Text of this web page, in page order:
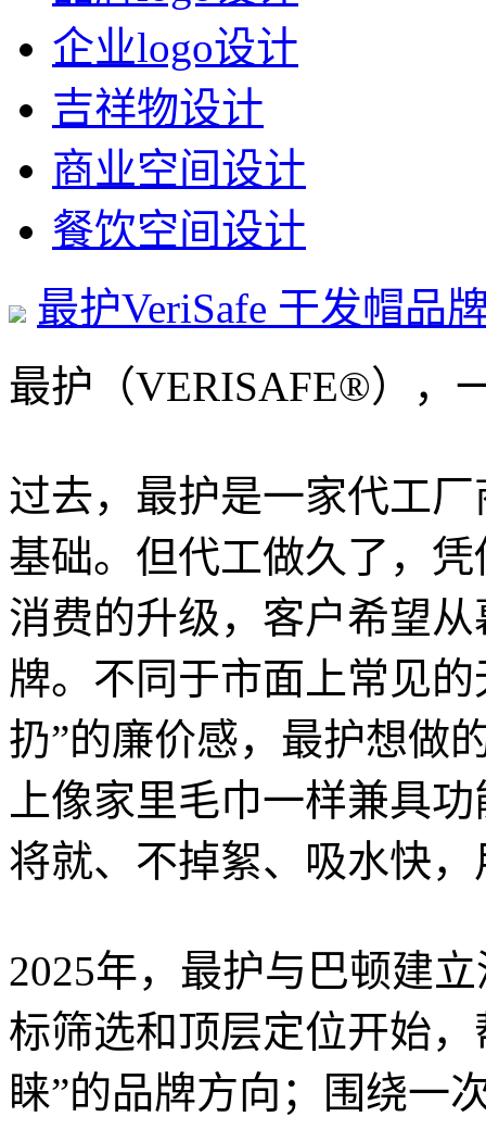
企业logo设计
吉祥物设计
商业空间设计
餐饮空间设计
最护VeriSafe 干发帽品
最护（VERISAFE®），
过去，最护是一家代工
基础。但代工做久了，
消费的升级，客户希望
牌。不同于市面上常见
扔”的廉价感，最护想做
上像家里毛巾一样兼具
将就、不掉絮、吸水快
2025年，最护与巴顿建
标筛选和顶层定位开始
睐”的品牌方向；围绕一